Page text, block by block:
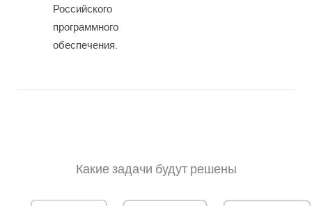
Российского
программного
обеспечения.
Какие задачи будут решены